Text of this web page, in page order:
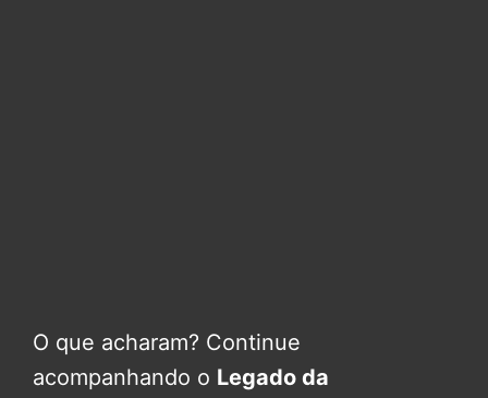
O que acharam? Continue
acompanhando o Legado da